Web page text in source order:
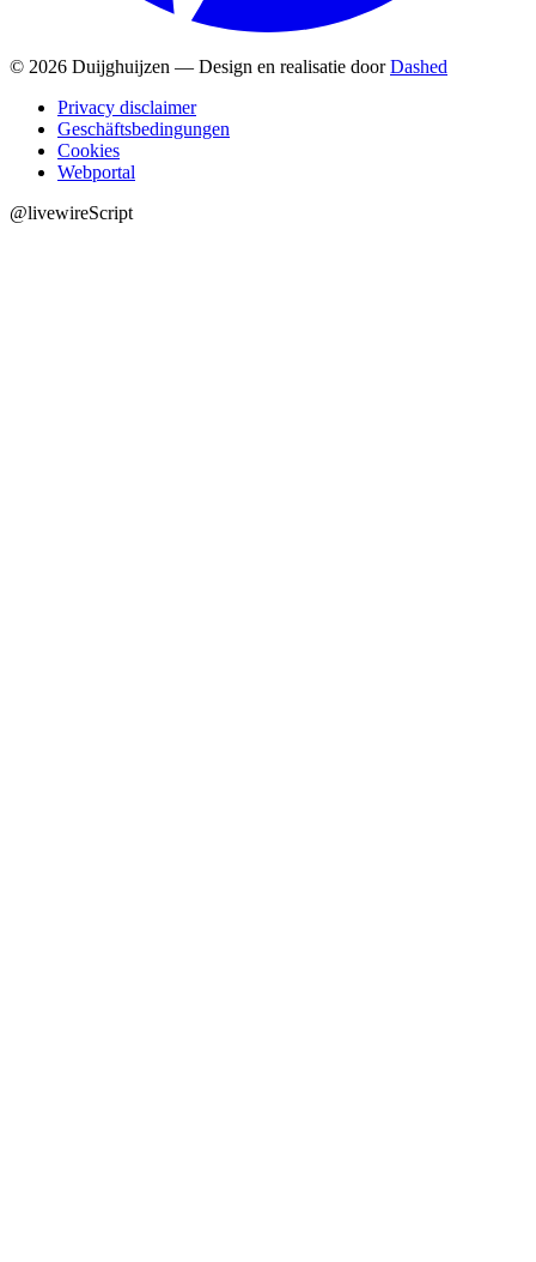
© 2026 Duijghuijzen — Design en realisatie doorDashed
Privacy disclaimer
Geschäftsbedingungen
Cookies
Webportal
@livewireScript